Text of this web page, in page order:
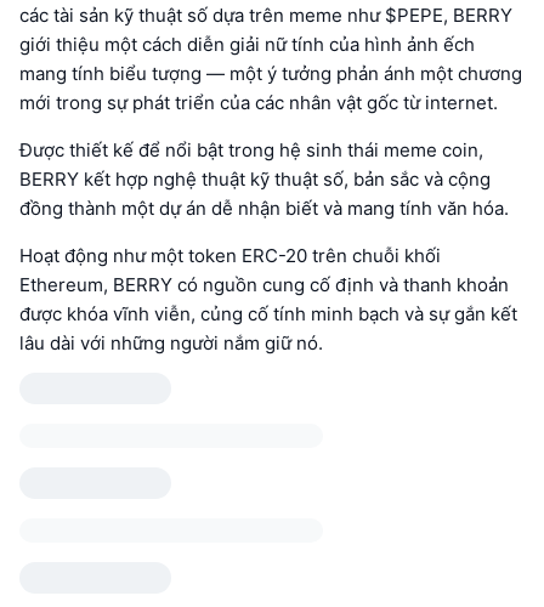
các tài sản kỹ thuật số dựa trên meme như $PEPE, BERRY
giới thiệu một cách diễn giải nữ tính của hình ảnh ếch
mang tính biểu tượng — một ý tưởng phản ánh một chương
mới trong sự phát triển của các nhân vật gốc từ internet.
Được thiết kế để nổi bật trong hệ sinh thái meme coin,
BERRY kết hợp nghệ thuật kỹ thuật số, bản sắc và cộng
đồng thành một dự án dễ nhận biết và mang tính văn hóa.
Hoạt động như một token ERC-20 trên chuỗi khối
Ethereum, BERRY có nguồn cung cố định và thanh khoản
được khóa vĩnh viễn, củng cố tính minh bạch và sự gắn kết
lâu dài với những người nắm giữ nó.